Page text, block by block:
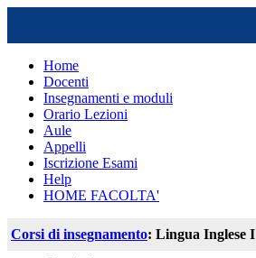
Home
Docenti
Insegnamenti e moduli
Orario Lezioni
Aule
Appelli
Iscrizione Esami
Help
HOME FACOLTA'
Corsi di insegnamento: Lingua Inglese I